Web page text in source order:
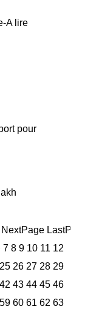
A lire
pour
NextPage LastPage
7 8 9 10 11 12
25 26 27 28 29
42 43 44 45 46
59 60 61 62 63